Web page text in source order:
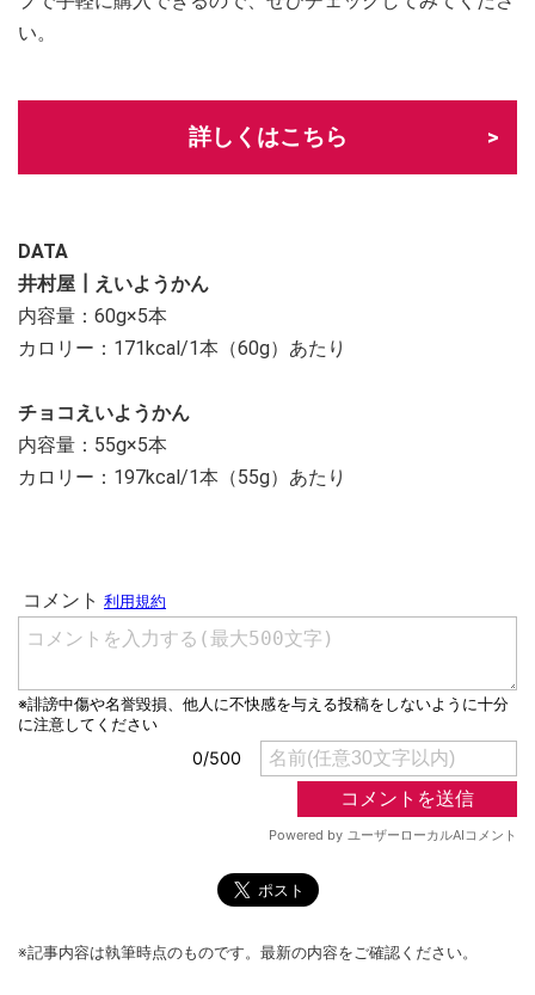
い。
詳しくはこちら
DATA
井村屋┃えいようかん
内容量：60g×5本
カロリー：171kcal/1本（60g）あたり
チョコえいようかん
内容量：55g×5本
カロリー：197kcal/1本（55g）あたり
※記事内容は執筆時点のものです。最新の内容をご確認ください。